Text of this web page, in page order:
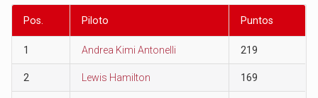
Pos. Piloto Puntos
1 Andrea Kimi Antonelli 219
2 Lewis Hamilton 169